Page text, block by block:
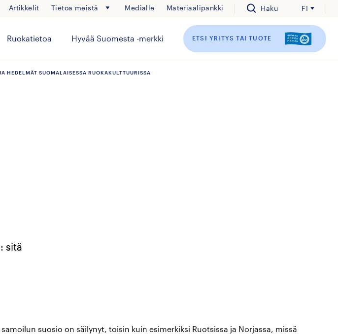
Artikkelit Tietoa meistä Medialle Materiaalipankki Haku FI
Ruokatietoa Hyvää Suomesta -merkki ETSI YRITYS TAI TUOTE
HEDELMÄT SUOMALAISESSA RUOKAKULTTUURISSA
sitä
suosio on säilynyt, toisin kuin esimerkiksi Ruotsissa ja Norjassa, missä